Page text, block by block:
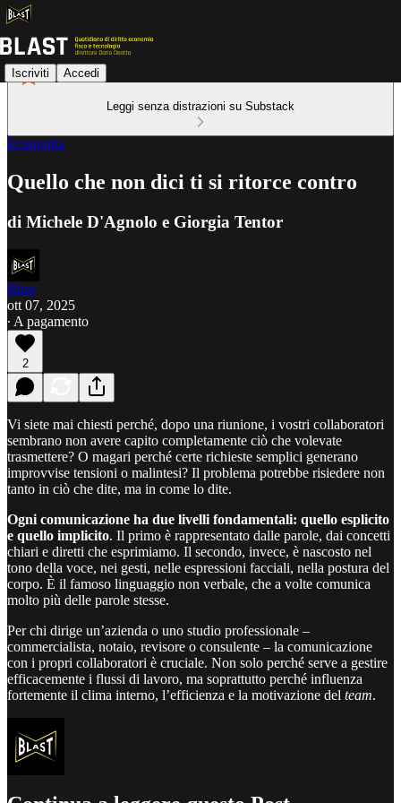
Iscriviti Accedi
Leggi senza distrazioni su Substack
Economia
Quello che non dici ti si ritorce contro
di Michele D'Agnolo e Giorgia Tentor
Blast
ott 07, 2025
∙ A pagamento
2
Vi siete mai chiesti perché, dopo una riunione, i vostri collaboratori
sembrano non avere capito completamente ciò che volevate
trasmettere? O magari perché certe richieste semplici generano
improvvise tensioni o malintesi? Il problema potrebbe risiedere non
tanto in ciò che dite, ma in come lo dite.
Ogni comunicazione ha due livelli fondamentali: quello esplicito
e quello implicito. Il primo è rappresentato dalle parole, dai concetti
chiari e diretti che esprimiamo. Il secondo, invece, è nascosto nel
tono della voce, nei gesti, nelle espressioni facciali, nella postura del
corpo. È il famoso linguaggio non verbale, che a volte comunica
molto più delle parole stesse.
Per chi dirige un’azienda o uno studio professionale –
commercialista, notaio, revisore o consulente – la comunicazione
con i propri collaboratori è cruciale. Non solo perché serve a gestire
efficacemente i flussi di lavoro, ma soprattutto perché influenza
fortemente il clima interno, l’efficienza e la motivazione del team.